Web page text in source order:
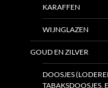
KARAFFEN
WIJNGLAZEN
GOUD EN ZILVER
DOOSJES
TABAKSDOOSJES,